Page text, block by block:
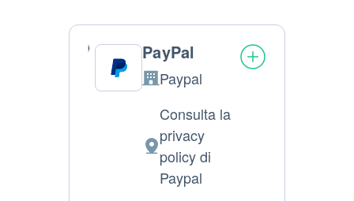
PayPal
Azienda:
Paypal
Luogo
del
Consulta la
privacy
policy di
Paypal